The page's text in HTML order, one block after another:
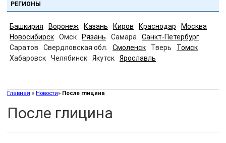
РЕГИОНЫ
Башкирия Воронеж Казань Киров Краснодар
Москва
Новосибирск
Омск Рязань Самара
Санкт-Петербург
Саратов
Свердловская обл. Смоленск Тверь
Томск
Хабаровск
Челябинск Якутск Ярославль
Главная » Новости» После глицина
После глицина